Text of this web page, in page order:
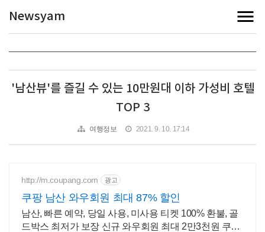
Newsyam
'남산뷰'를 즐길 수 있는 10만원대 이하 가성비 호텔
TOP 3
여행정보 2021. 9. 10. 17:14
http://m.coupang.com 광고
쿠팡 남산 와우회원 최대 87% 할인
남산, 빠른 예약, 당일 사용, 미사용 티켓 100% 환불, 골
드박스 최저가 보장 신규 와우회원 최대 2만3천원 쿠폰